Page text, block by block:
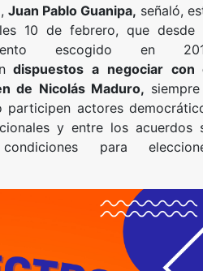
Juan Pablo Guanipa, señaló,
10 de febrero, que desde
escogido en
dispuestos a negociar con
de Nicolás Maduro,
participen actores
y entre los acuerdos
para